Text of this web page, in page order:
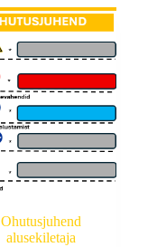
Ohutusjuhend
alusekiletaja